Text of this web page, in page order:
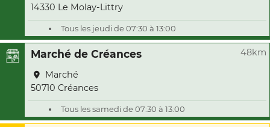
14330 Le Molay-Littry
Tous les jeudi de 07:30 à 13:00
Marché de Créances 48km
Marché
50710 Créances
Tous les samedi de 07:30 à 13:00